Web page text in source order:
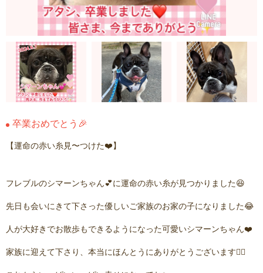
卒業おめでとう🎉
【運命の赤い糸見〜つけた❤️】
フレブルのシマーンちゃん💕に運命の赤い糸が見つかりました😆
先日も会いにきて下さった優しいご家族のお家の子になりました😂
人が大好きでお散歩もできるようになった可愛いシマーンちゃん❤️
家族に迎えて下さり、本当にほんとうにありがとうございます🙇‍♂️